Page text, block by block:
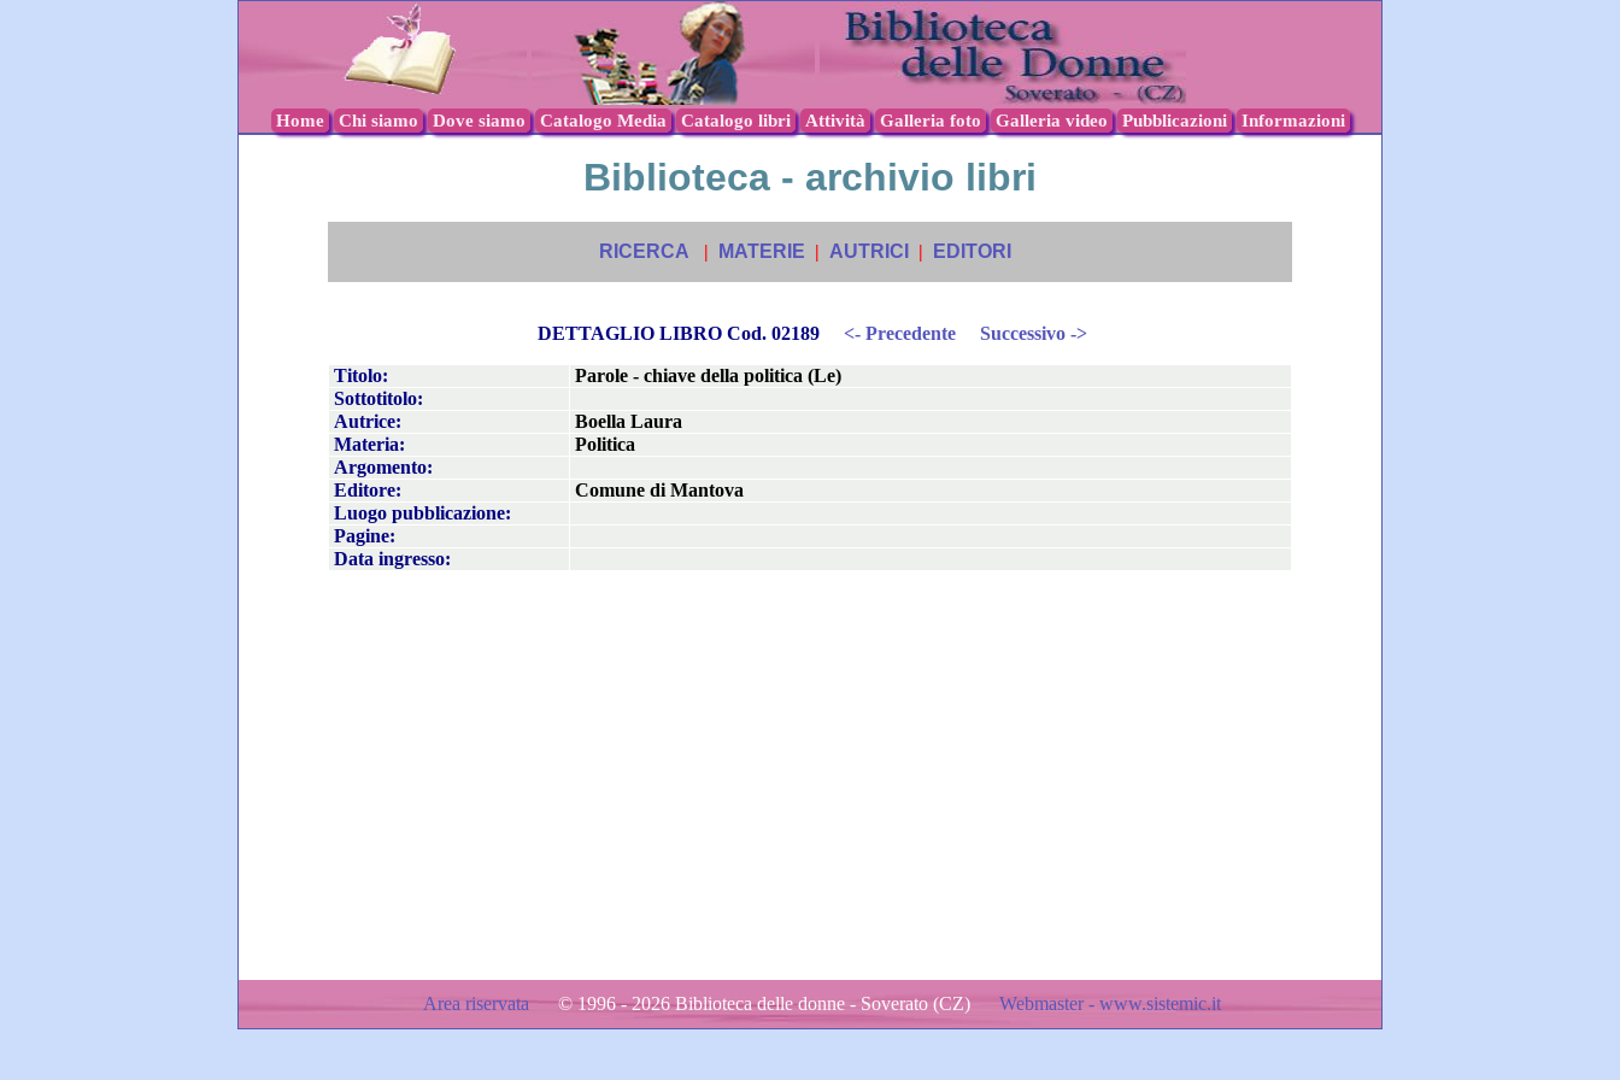
Home Chi siamo Dove siamo Catalogo Media Catalogo libri Attività Galleria foto Galleria video Pubblicazioni Informazioni
Biblioteca - archivio libri
RICERCA | MATERIE | AUTRICI | EDITORI
DETTAGLIO LIBRO Cod. 02189 <- Precedente Successivo ->
Titolo:
Parole - chiave della politica (Le)
Sottotitolo:
Autrice:
Boella Laura
Materia:
Politica
Argomento:
Editore:
Comune di Mantova
Luogo pubblicazione:
Pagine:
Data ingresso:
Area riservata© 1996 - 2026 Biblioteca delle donne - Soverato (CZ) Webmaster - www.sistemic.it